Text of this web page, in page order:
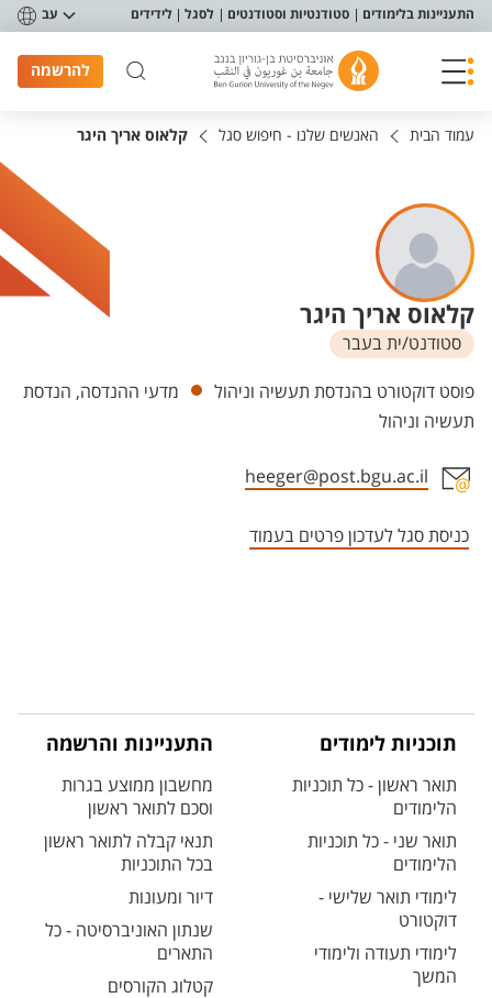
תפריט נגישות
התעניינות בלימודים סטודנטיות וסטודנטים לסגל לידידים עב
להרשמה
עמוד הבית האנשים שלנו - חיפוש סגל קלאוס אריך היגר
קלאוס אריך היגר
סטודנט/ית בעבר
יחידות
פוסט דוקטורט בהנדסת תעשיה וניהול
מדעי ההנדסה, הנדסת
תעשיה וניהול
heeger@post.bgu.ac.il
כניסת סגל לעדכון פרטים בעמוד
תוכניות לימודים
תואר ראשון - כל תוכניות
הלימודים
תואר שני - כל תוכניות
הלימודים
לימודי תואר שלישי -
דוקטורט
לימודי תעודה ולימודי
המשך
התעניינות והרשמה
מחשבון ממוצע בגרות
וסכם לתואר ראשון
תנאי קבלה לתואר ראשון
בכל התוכניות
דיור ומעונות
שנתון האוניברסיטה - כל
התארים
קטלוג הקורסים